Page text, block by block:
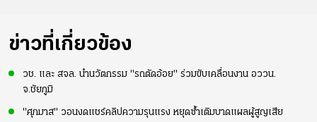
ข่าวที่เกี่ยวข้อง
วช. และ สจล. นำนวัตกรรม "รถตัดอ้อย" ร่วมขับเคลื่อนงาน อววน.
จ.ชัยภูมิ
"ศุภมาส" วอนงดแชร์คลิปความรุนแรง หยุดซ้ำเติมบาดแผลผู้สูญเสีย